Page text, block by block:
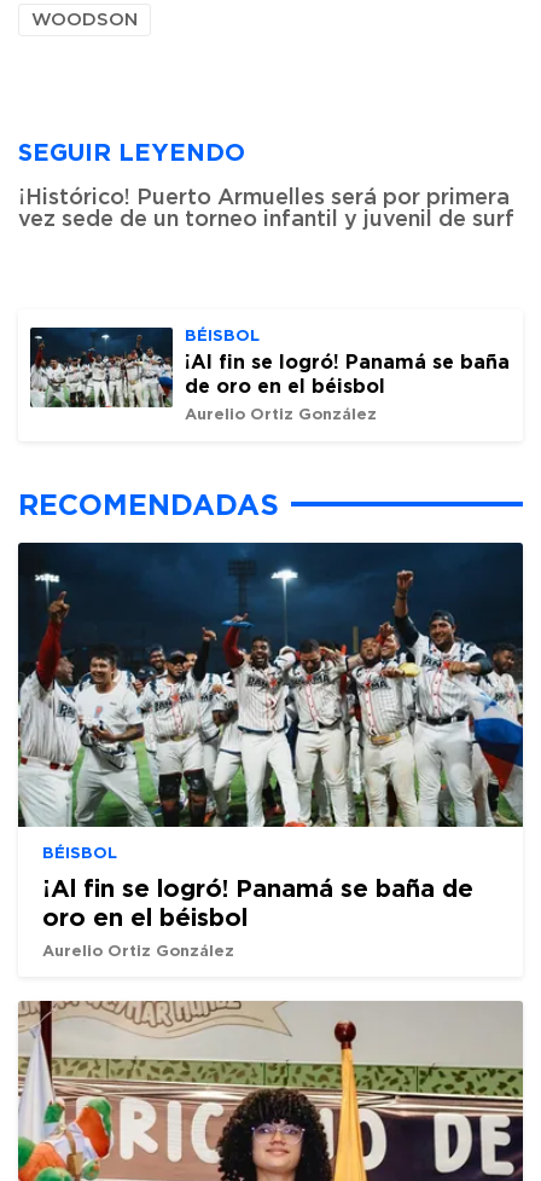
WOODSON
SEGUIR LEYENDO
¡Histórico! Puerto Armuelles será por primera
vez sede de un torneo infantil y juvenil de surf
BÉISBOL
¡Al fin se logró! Panamá se baña
de oro en el béisbol
Aurelio Ortiz González
RECOMENDADAS
BÉISBOL
¡Al fin se logró! Panamá se baña de
oro en el béisbol
Aurelio Ortiz González